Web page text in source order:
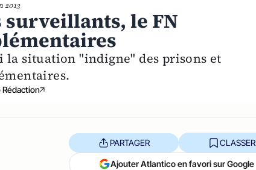
2013
le FN
la situation "indigne" des prisons et
PARTAGER CLASSER
Ajouter Atlantico en favori sur Google